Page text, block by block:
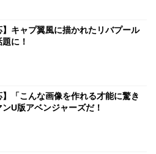
】キャプ翼風に描かれたリバプール
に！
】「こんな画像を作れる才能に驚き
U版アベンジャーズだ！